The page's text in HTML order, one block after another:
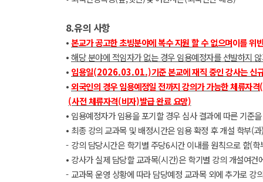
8.유의 사항
⦁본교가 공고한 초빙분야에 복수 지원 할 수 없으며이를 위
⦁해당 분야에 적임자가 없는 경우 임용예정자를 선발하지
⦁ 임용일(2026.03.01.)기준 본교에 재직 중인 강사는 신
⦁외국인의 경우 임용예정일 전까지 강의가 가능한 체류자격(
(사전 체류자격(비자)발급 완료 요망)
⦁ 임용예정자가 임용을 포기할 경우 심사 결과에 따른 기준
⦁ 최종 강의 교과목 및 배정시간은 임용 확정 후 개설 학부(과
- 강의 담당시간은 학기별 주당6시간 이내를 원칙으로 함(학
⦁ 강사가 실제 담당할 교과목(시간)은 학기별 강의 개설여건
- 교과목 운영 상황에 따라 담당예정 교과목 외에 추가로